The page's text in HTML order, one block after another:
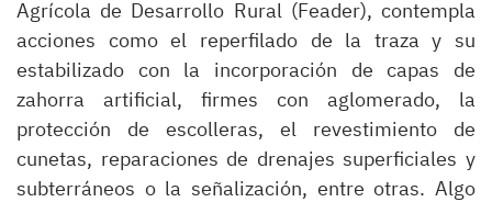
Agrícola de Desarrollo Rural (Feader), contempla
acciones como el reperfilado de la traza y su
estabilizado con la incorporación de capas de
zahorra artificial, firmes con aglomerado, la
protección de escolleras, el revestimiento de
cunetas, reparaciones de drenajes superficiales y
subterráneos o la señalización, entre otras. Algo